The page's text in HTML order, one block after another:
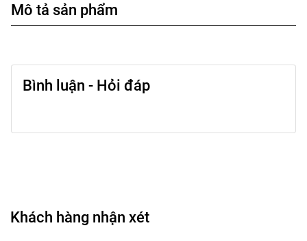
Mô tả sản phẩm
Bình luận - Hỏi đáp
Khách hàng nhận xét